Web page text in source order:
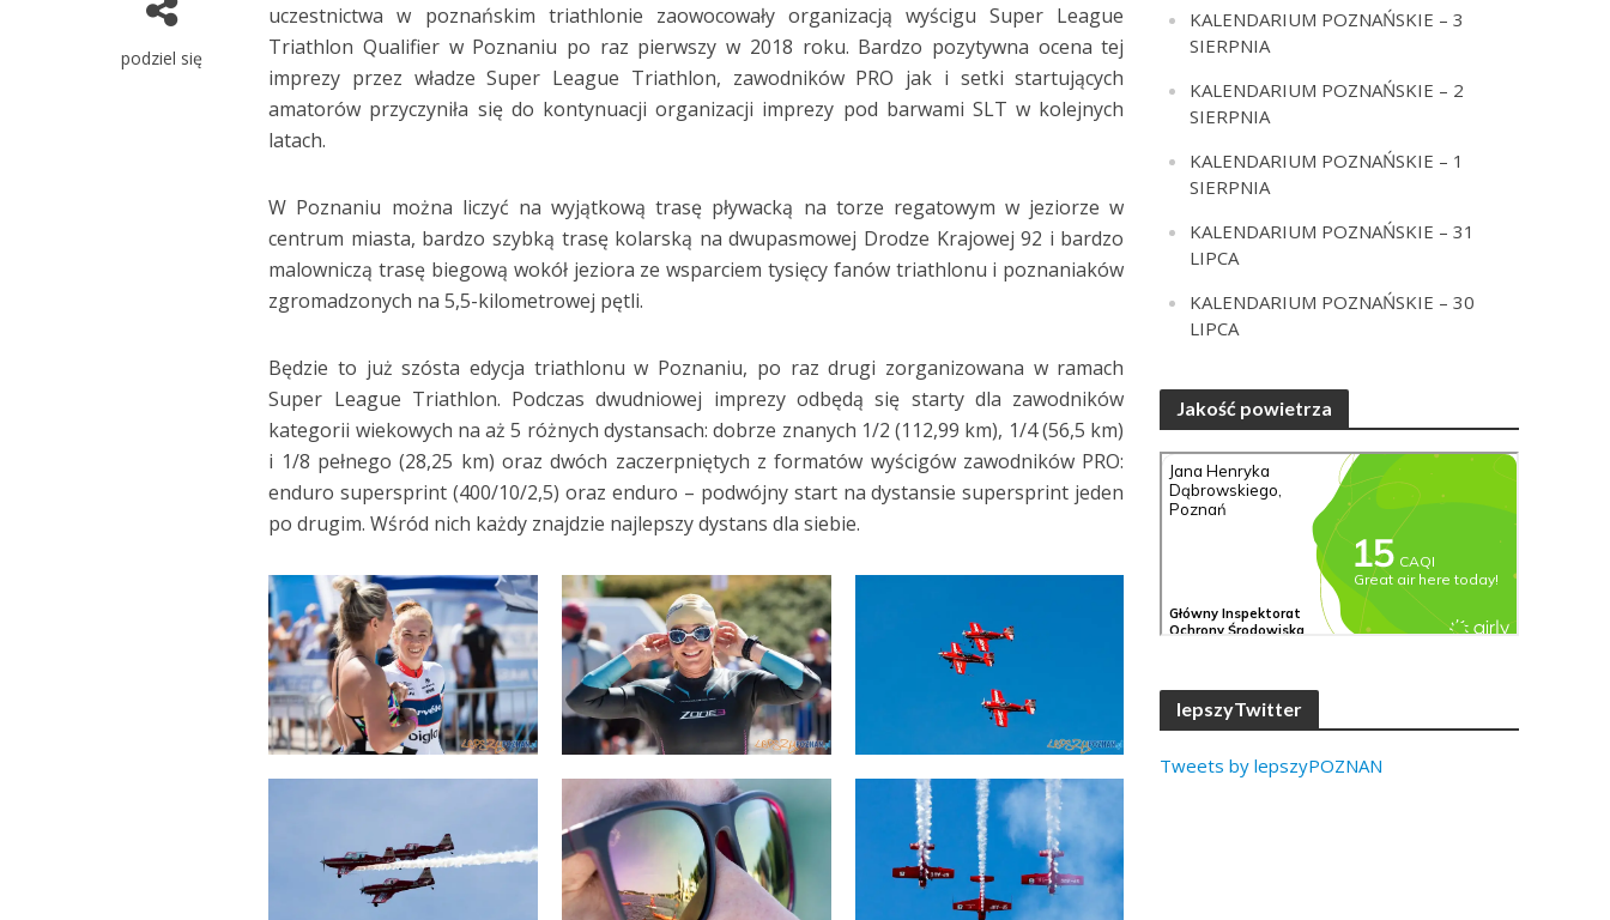
podziel się
uczestnictwa w poznańskim triathlonie zaowocowały organizacją wyścigu Super League
Triathlon Qualifier w Poznaniu po raz pierwszy w 2018 roku. Bardzo pozytywna ocena tej
imprezy przez władze Super League Triathlon, zawodników PRO jak i setki startujących
amatorów przyczyniła się do kontynuacji organizacji imprezy pod barwami SLT w kolejnych
latach.
W Poznaniu można liczyć na wyjątkową trasę pływacką na torze regatowym w jeziorze w
centrum miasta, bardzo szybką trasę kolarską na dwupasmowej Drodze Krajowej 92 i bardzo
malowniczą trasę biegową wokół jeziora ze wsparciem tysięcy fanów triathlonu i poznaniaków
zgromadzonych na 5,5-kilometrowej pętli.
Będzie to już szósta edycja triathlonu w Poznaniu, po raz drugi zorganizowana w ramach
Super League Triathlon. Podczas dwudniowej imprezy odbędą się starty dla zawodników
kategorii wiekowych na aż 5 różnych dystansach: dobrze znanych 1/2 (112,99 km), 1/4 (56,5 km)
i 1/8 pełnego (28,25 km) oraz dwóch zaczerpniętych z formatów wyścigów zawodników PRO:
enduro supersprint (400/10/2,5) oraz enduro – podwójny start na dystansie supersprint jeden
po drugim. Wśród nich każdy znajdzie najlepszy dystans dla siebie.
KALENDARIUM POZNAŃSKIE – 3
SIERPNIA
KALENDARIUM POZNAŃSKIE – 2
SIERPNIA
KALENDARIUM POZNAŃSKIE – 1
SIERPNIA
KALENDARIUM POZNAŃSKIE – 31
LIPCA
KALENDARIUM POZNAŃSKIE – 30
LIPCA
Jakość powietrza